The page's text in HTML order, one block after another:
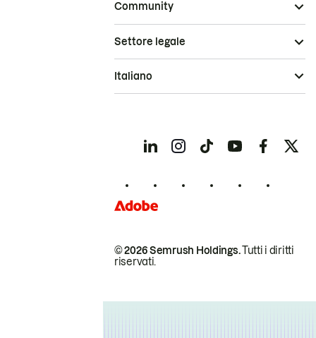
Community
© 2026 Semrush Holdings.Tutti i diritti
riservati.
Settore legale
Italiano